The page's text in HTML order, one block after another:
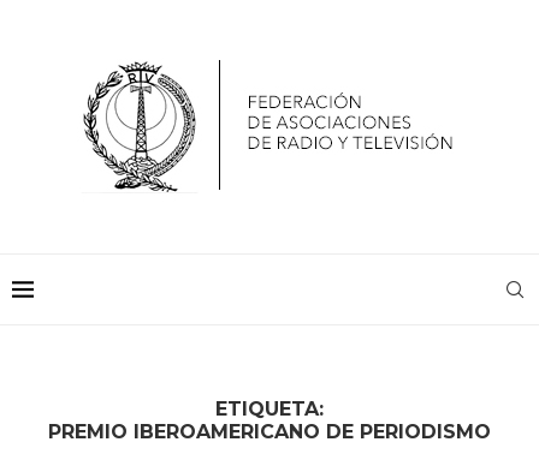
ETIQUETA:
PREMIO IBEROAMERICANO DE PERIODISMO